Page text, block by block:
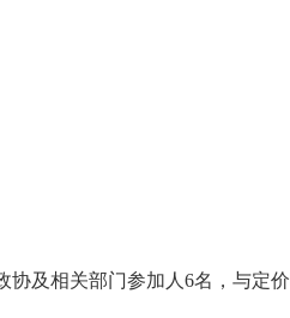
及相关部门参加人6名，与定